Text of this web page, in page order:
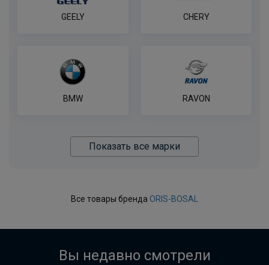
GEELY CHERY
BMW RAVON
Показать все марки
Все товары бренда ORIS-BOSAL
Вы недавно смотрели